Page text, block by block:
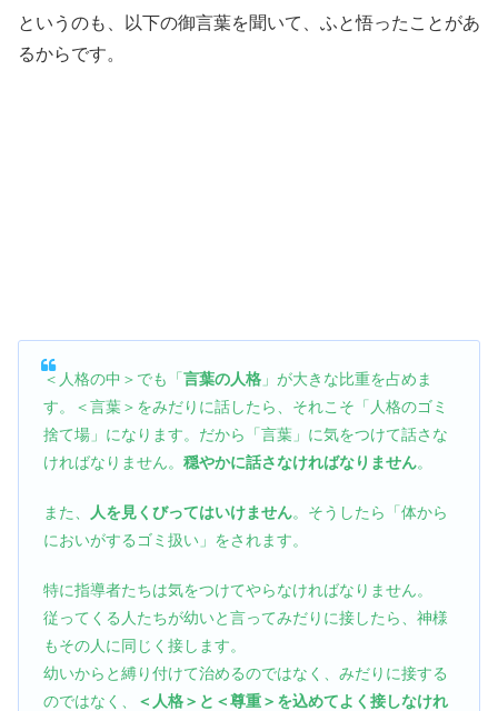
というのも、以下の御言葉を聞いて、ふと悟ったことがあ
るからです。
＜人格の中＞でも「言葉の人格 」が大きな比重を占めま
す。＜言葉＞をみだりに話したら、それこそ「人格のゴミ
捨て場」になります。だから「言葉」に気をつけて話さな
ければなりません。 穏やかに話さなければなりません。
また、 人を見くびってはいけません。そうしたら「体から
においがするゴミ扱い」をされます。
特に指導者たちは気をつけてやらなければなりません。
従ってくる人たちが幼いと言ってみだりに接したら、神様
もその人に同じく接します。
幼いからと縛り付けて治めるのではなく、みだりに接する
のではなく、
＜人格＞と＜尊重＞を込めてよく接しなけれ